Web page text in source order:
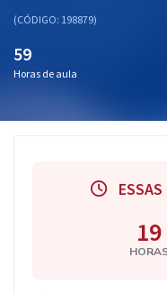
(CÓDIGO: 198879)
59
Horas de aula
19